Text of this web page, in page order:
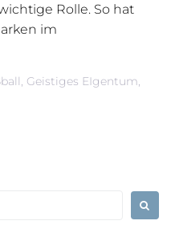
Rolle. So hat
im
, Geistiges EIgentum,